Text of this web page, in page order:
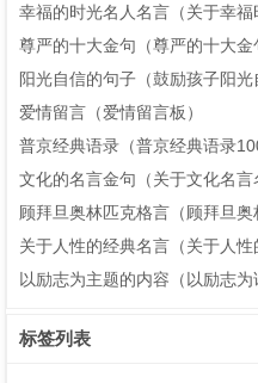
幸福的时光名人名言（关于幸福
尊严的十大金句（尊严的十大金
阳光自信的句子（鼓励孩子阳光
爱情留言（爱情留言板）
普京经典语录（普京经典语录
文化的名言金句（关于文化名言
顾拜旦奥林匹克格言（顾拜旦奥
关于人性的经典名言（关于人性
以励志为主题的内容（以励志为
标签列表